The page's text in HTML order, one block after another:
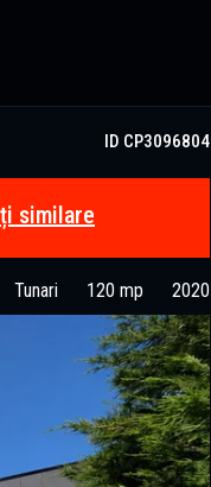
ID CP3096804
similare
Tunari 120 mp 2020